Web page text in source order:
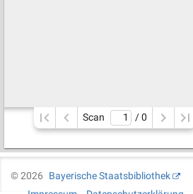
Scan / 0
©2026
Bayerische Staatsbibliothek